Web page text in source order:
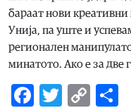
бараат нови
Унија, па уште и
регионален
минатото. Ако е за две
Facebook
Twitter
Copy